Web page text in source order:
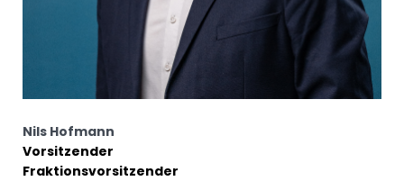
Nils Hofmann
Vorsitzender
Fraktionsvorsitzender